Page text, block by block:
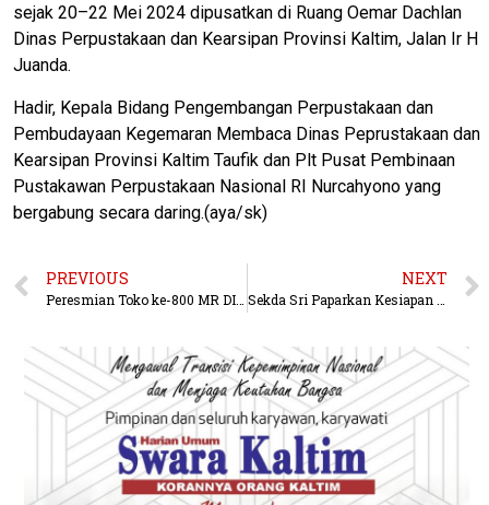
sejak 20–22 Mei 2024 dipusatkan di Ruang Oemar Dachlan
Dinas Perpustakaan dan Kearsipan Provinsi Kaltim, Jalan Ir H
Juanda.
Hadir, Kepala Bidang Pengembangan Perpustakaan dan
Pembudayaan Kegemaran Membaca Dinas Peprustakaan dan
Kearsipan Provinsi Kaltim Taufik dan Plt Pusat Pembinaan
Pustakawan Perpustakaan Nasional RI Nurcahyono yang
bergabung secara daring.(aya/sk)
PREVIOUS
Peresmian Toko ke-800 MR DIY di Samarinda, Mendukung Pertumbuhan Ekonomi Lokal
NEXT
Sekda Sri Paparkan Kesiapan Kaltim Tuan Rumah MTQ Nasional XXX Tahun 2024